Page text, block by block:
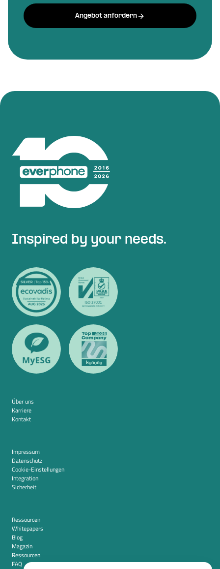
Angebot anfordern
Inspired by your needs.
Über uns
Karriere
Kontakt
Impressum
Datenschutz
Cookie-Einstellungen
Integration
Sicherheit
Ressourcen
Whitepapers
Blog
Magazin
Ressourcen
FAQ